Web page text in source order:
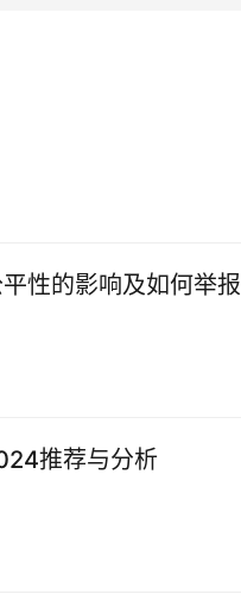
性的影响及如何举报
推荐与分析